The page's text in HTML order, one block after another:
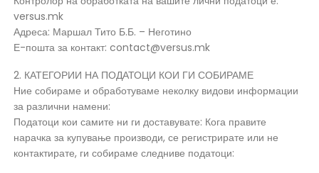
versus.mk
Адреса: Маршал Тито Б.Б. – Неготино
Е-пошта за контакт: contact@versus.mk
2. КАТЕГОРИИ НА ПОДАТОЦИ КОИ ГИ СОБИРАМЕ
Ние собираме и обработуваме неколку видови информации
за различни намени:
Податоци кои самите ни ги доставувате: Кога правите
нарачка за купување производи, се регистрирате или не
контактирате, ги собираме следниве податоци: